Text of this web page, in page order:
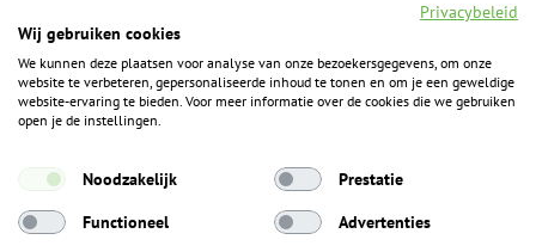
F
a
c
o
o
I
n
s
g
a
Y
o
u
b
P
i
n
ALGEMENE INFORMATIE
Het Geheim over de grens zijn de Duitse vakantieregio’s
Privacybeleid
Wij gebruiken cookies
We kunnen deze plaatsen voor analyse van onze bezoekersgegevens, om onze
website te verbeteren, gepersonaliseerde inhoud te tonen en om je een geweldige
website-ervaring te bieden. Voor meer informatie over de cookies die we gebruiken
open je de instellingen.
Noodzakelijk
Prestatie
Functioneel
Advertenties